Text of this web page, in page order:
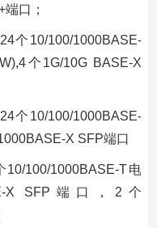
口；
个10/100/1000BASE-
个1G/10G BASE-X
个10/100/1000BASE-
X SFP端口
10/100/1000BASE-T电
X SFP端口，2个